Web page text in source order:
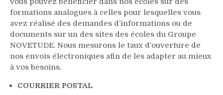
formations analogues à celles pour lesquelles vous
avez réalisé des demandes d’informations ou de
documents sur un des sites des écoles du Groupe
NOVETUDE. Nous mesurons le taux d’ouverture de
nos envois électroniques afin de les adapter au mieux
à vos besoins.
COURRIER POSTAL